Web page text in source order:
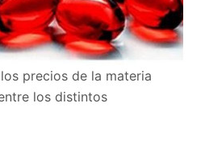
precios de la materia
los distintos